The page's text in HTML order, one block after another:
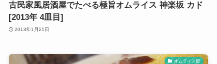
古民家風居酒屋でたべる極旨オムライス 神楽坂 カド
[2013年 4皿目]
2013年1月25日
オムライス部